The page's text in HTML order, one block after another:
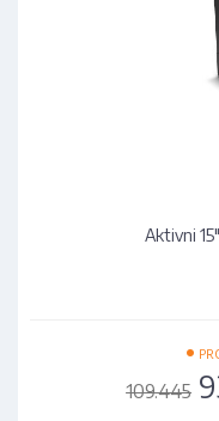
Aktivni
•
109.445